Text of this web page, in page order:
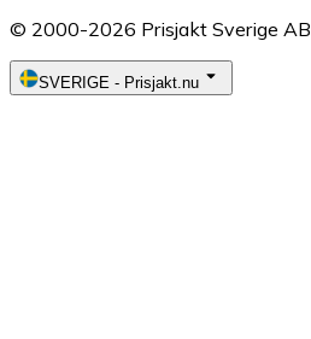
© 2000-2026 Prisjakt Sverige AB
SVERIGE - Prisjakt.nu